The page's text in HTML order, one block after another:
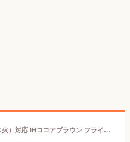
ティファール IH対応 直火（ガス火）対応 IHココアブラウン フライパン 28cm G26106 T-fal